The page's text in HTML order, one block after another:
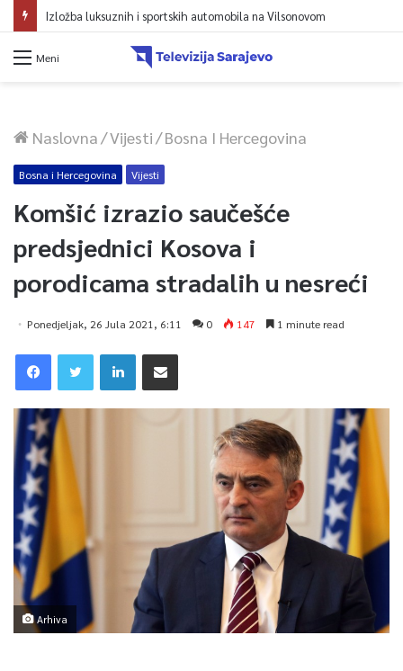
Izložba luksuznih i sportskih automobila na Vilsonovom
Meni
Naslovna/Vijesti/Bosna I Hercegovina
Bosna i Hercegovina Vijesti
Komšić izrazio saučešće
predsjednici Kosova i
porodicama stradalih u nesreći
Ponedjeljak, 26 Jula 2021, 6:11 0 147 1 minute read
Arhiva